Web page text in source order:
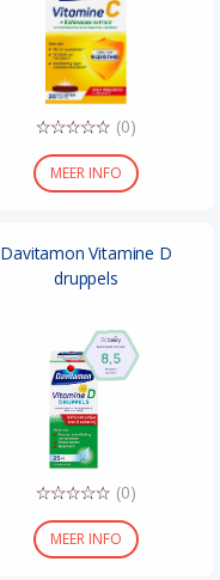
MEER INFO
(0)
Davitamon Vitamine D
druppels
MEER INFO
(0)